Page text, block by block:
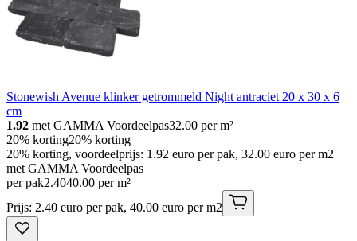
Stonewish Avenue klinker getrommeld Night antraciet 20 x 30 x 6
cm
1.92 met GAMMA Voordeelpas32.00 per m²
20% korting20% korting
20% korting, voordeelprijs: 1.92 euro per pak, 32.00 euro per m2
met GAMMA Voordeelpas
per pak2.4040.00 per m²
Prijs: 2.40 euro per pak, 40.00 euro per m2